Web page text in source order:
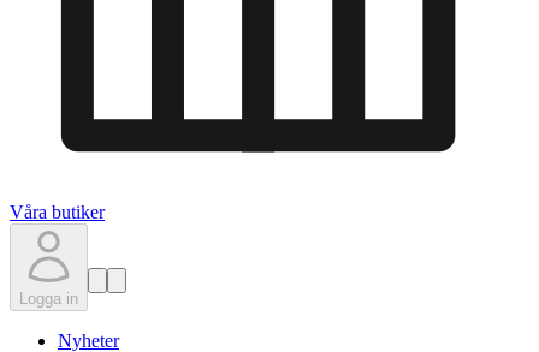
Våra butiker
Logga in
Nyheter